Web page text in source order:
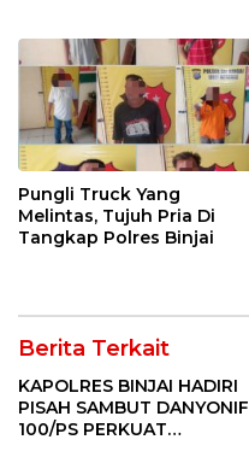
Pungli Truck Yang
Melintas, Tujuh Pria Di
Tangkap Polres Binjai
Berita Terkait
KAPOLRES BINJAI HADIRI
PISAH SAMBUT DANYONIF
100/PS PERKUAT